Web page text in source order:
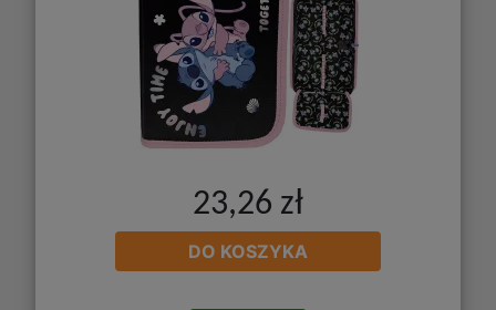
23,26 zł
DO KOSZYKA